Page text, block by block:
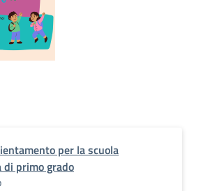
per la scuola
di primo grado